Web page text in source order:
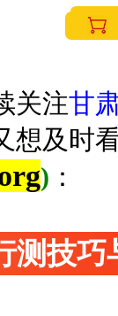
关注甘
想及时
) ：
测技巧